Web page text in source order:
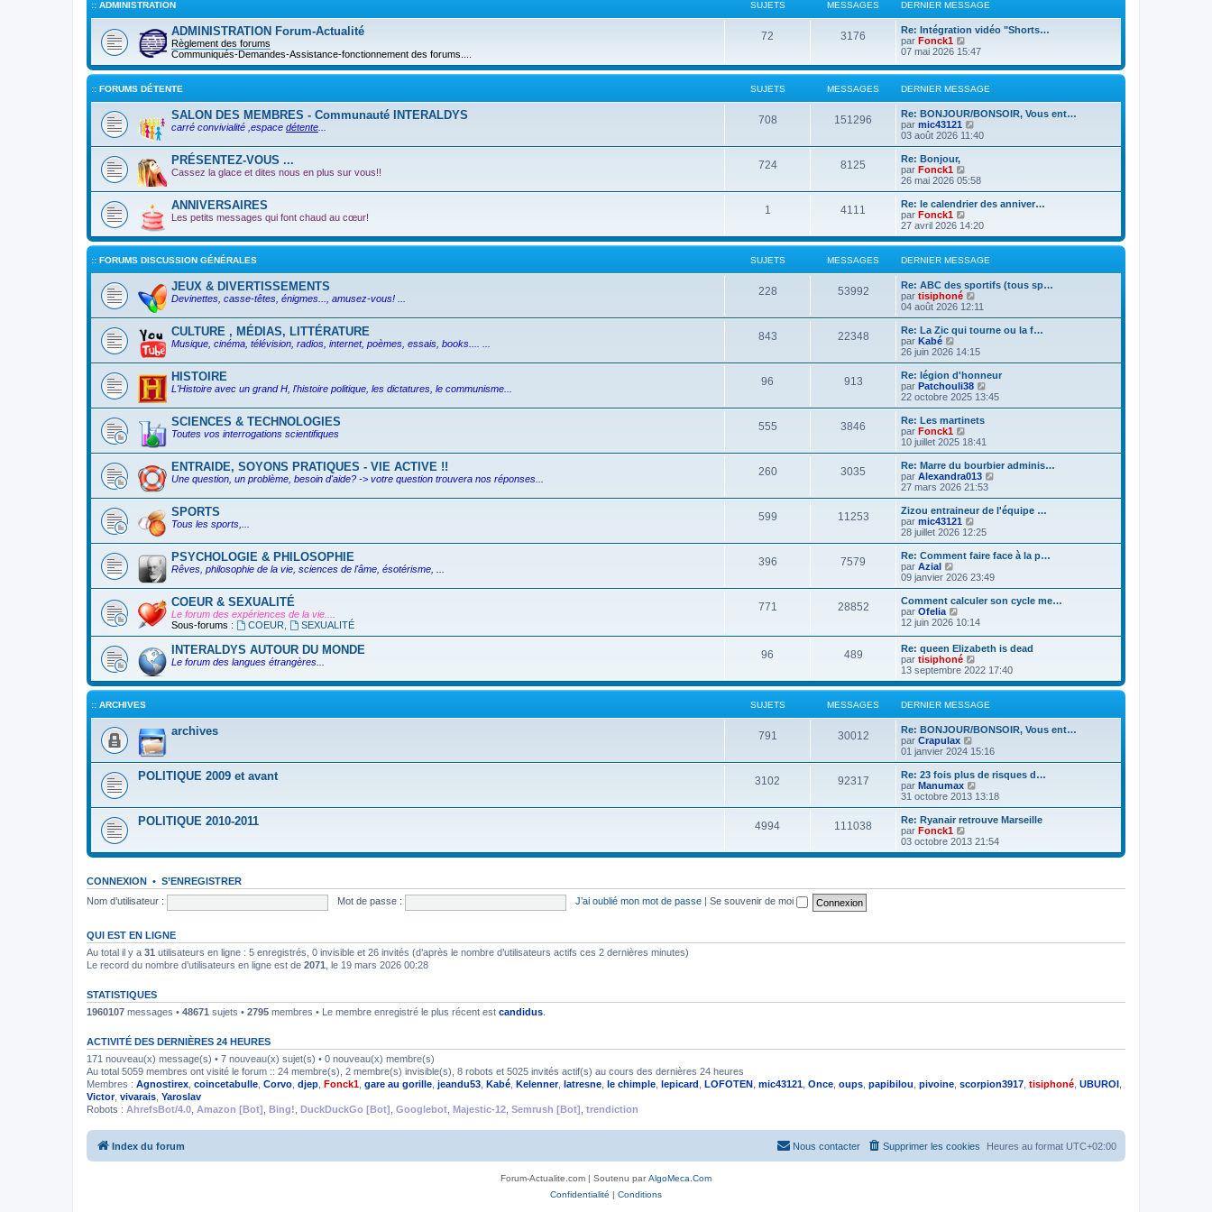
n
i
e
r
m
e
s
s
g
e
e
r
n
i
e
r
e
s
s
a
e
:: ADMINISTRATION SUJETS MESSAGES DERNIER MESSAGE
ADMINISTRATION Forum-Actualité
Règlement des forums
Communiqués-Demandes-Assistance-fonctionnement des forums....
72 3176
Re: Intégration vidéo "Shorts…
par Fonck1
o
r
e
d
e
r
n
i
m
e
s
a
g
e
07 mai 2026 15:47
:: FORUMS DÉTENTE SUJETS MESSAGES DERNIER MESSAGE
SALON DES MEMBRES - Communauté INTERALDYS
carré convivialité ,espace détente
708 151296
Re: BONJOUR/BONSOIR, Vous ent…
par mic43121
o
i
e
r
n
i
e
m
e
s
a
g
e
03 août 2026 11:40
PRÉSENTEZ-VOUS ...
Cassez la glace et dites nous en plus sur vous!!
724 8125
Re: Bonjour,
par Fonck1
o
i
r
e
e
r
n
i
e
r
m
e
s
a
g
e
26 mai 2026 05:58
ANNIVERSAIRES
Les petits messages qui font chaud au cœur!
1 4111
Re: le calendrier des anniver…
par Fonck1
o
i
r
l
e
r
n
i
e
m
e
s
s
a
g
e
27 avril 2026 14:20
:: FORUMS DISCUSSION GÉNÉRALES SUJETS MESSAGES DERNIER MESSAGE
JEUX & DIVERTISSEMENTS
Devinettes, casse-têtes, énigmes..., amusez-vous! ...
228 53992
Re: ABC des sportifs (tous sp…
par tisiphoné
o
i
r
e
r
n
i
r
e
s
s
a
g
e
04 août 2026 12:11
CULTURE , MÉDIAS, LITTÉRATURE
Musique, cinéma, télévision, radios, internet, poèmes, essais, books.... ...
843 22348
Re: La Zic qui tourne ou la f…
par Kabé
o
i
r
l
e
e
r
n
i
r
m
e
s
s
a
g
e
26 juin 2026 14:15
HISTOIRE
L'Histoire avec un grand H, l'histoire politique, les dictatures, le communisme...
96 913
Re: légion d'honneur
par Patchouli38
o
i
e
r
n
i
r
s
s
g
e
22 octobre 2025 13:45
SCIENCES & TECHNOLOGIES
Toutes vos interrogations scientifiques
555 3846
Re: Les martinets
par Fonck1
o
i
r
l
e
r
n
i
r
e
s
s
g
e
10 juillet 2025 18:41
ENTRAIDE, SOYONS PRATIQUES - VIE ACTIVE !!
Une question, un problème, besoin d'aide? -> votre question trouvera nos réponses...
260 3035
Re: Marre du bourbier adminis…
par Alexandra013
i
r
e
r
r
s
s
g
e
27 mars 2026 21:53
SPORTS
Tous les sports,...
599 11253
Zizou entraineur de l'équipe …
par mic43121
o
i
r
e
e
r
n
e
r
e
s
s
a
e
28 juillet 2026 12:25
PSYCHOLOGIE & PHILOSOPHIE
Rêves, philosophie de la vie, sciences de l'âme, ésotérisme, ...
396 7579
Re: Comment faire face à la p…
par Azial
o
i
r
l
e
r
n
i
e
r
m
e
s
s
a
g
e
09 janvier 2026 23:49
COEUR & SEXUALITÉ
Le forum des expériences de la vie....
Sous-forums :
COEUR SEXUALITÉ
771 28852
Comment calculer son cycle me…
par Ofelia
o
r
l
e
d
e
n
i
e
r
m
e
s
s
a
g
e
12 juin 2026 10:14
INTERALDYS AUTOUR DU MONDE
Le forum des langues étrangères...
96 489
Re: queen Elizabeth is dead
par tisiphoné
o
i
r
l
e
n
i
e
m
e
s
a
g
13 septembre 2022 17:40
:: ARCHIVES SUJETS MESSAGES DERNIER MESSAGE
archives 791 30012
Re: BONJOUR/BONSOIR, Vous ent…
par Crapulax
o
i
r
l
e
r
n
i
e
e
e
01 janvier 2024 15:16
POLITIQUE 2009 et avant 3102 92317
Re: 23 fois plus de risques d…
par Manumax
o
i
r
e
e
i
s
31 octobre 2013 13:18
POLITIQUE 2010-2011 4994 111038
Re: Ryanair retrouve Marseille
par Fonck1
o
i
s
03 octobre 2013 21:54
CONNEXION • S’ENREGISTRER
Nom d’utilisateur :
Mot de passe : J’ai oublié mon mot de passe Se souvenir de moi
QUI EST EN LIGNE
Au total il y a 31 utilisateurs en ligne : 5 enregistrés, 0 invisible et 26 invités (d’après le nombre d’utilisateurs actifs ces 2 dernières minutes)
Le record du nombre d’utilisateurs en ligne est de 2071 , le 19 mars 2026 00:28
STATISTIQUES
1960107 messages • 48671 sujets • 2795 membres • Le membre enregistré le plus récent est candidus
ACTIVITÉ DES DERNIÈRES 24 HEURES
171 nouveau(x) message(s) • 7 nouveau(x) sujet(s) • 0 nouveau(x) membre(s)
Au total 5059 membres ont visité le forum :: 24 membre(s), 2 membre(s) invisible(s), 8 robots et 5025 invités actif(s) au cours des dernières 24 heures
Membres : Agnostirex coincetabulle Corvo djep Fonck1 gare au gorille jeandu53 Kabé Kelenner, latresne le chimple lepicard LOFOTEN mic43121 Once oups papibilou pivoine scorpion3917 tisiphoné UBUROI
Victor, vivarais Yaroslav
Robots : AhrefsBot/4.0 Amazon [Bot] Bing! DuckDuckGo [Bot] Googlebot Majestic-12 Semrush [Bot] trendiction
Index du forum Heures au format UTC+02:00
Supprimer les cookies
Nous contacter
Forum-Actualite.com | Soutenu parAlgoMeca.Com
Confidentialité | Conditions